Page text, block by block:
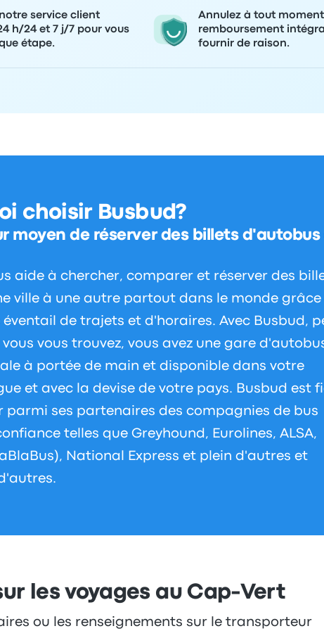
service client
h/24 et 7 j/7 pour vous
étape.
Annulez à tout
remboursement
fournir de raison.
choisir Busbud?
moyen de réserver des billets d'autobus
aide à chercher, comparer et réserver des
ville à une autre partout dans le monde grâce
de trajets et d'horaires. Avec Busbud,
vous trouvez, vous avez une gare
à portée de main et disponible dans votre
et avec la devise de votre pays. Busbud est
parmi ses partenaires des compagnies de bus
telles que Greyhound, Eurolines, ALSA,
National Express et plein d'autres et
les voyages au Cap-Vert
ou les renseignements sur le transporteur